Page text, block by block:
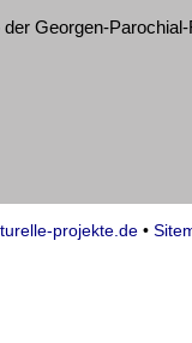
der Georgen-
projekte.de •